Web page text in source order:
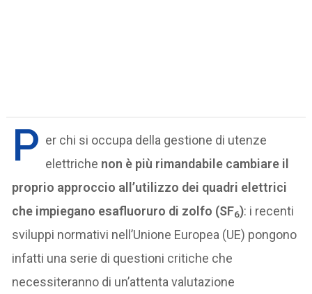
P er chi si occupa della gestione di utenze
elettriche non è più rimandabile cambiare il
proprio approccio all’utilizzo dei quadri elettrici
che impiegano esafluoruro di zolfo (SF6): i recenti
sviluppi normativi nell’Unione Europea (UE) pongono
infatti una serie di questioni critiche che
necessiteranno di un’attenta valutazione